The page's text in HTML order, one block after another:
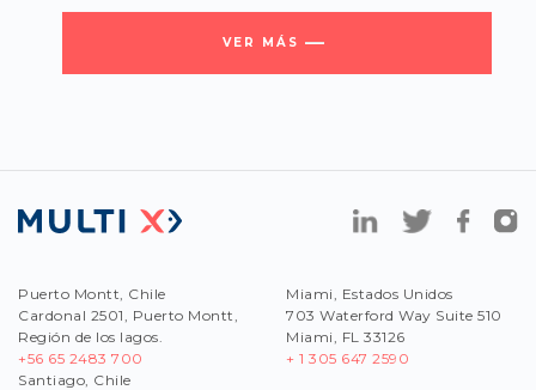
VER MÁS
Puerto Montt, Chile
Cardonal 2501, Puerto Montt,
Región de los lagos.
+56 65 2483 700
Santiago, Chile
Miami, Estados Unidos
703 Waterford Way Suite 510
Miami, FL 33126
+ 1 305 647 2590